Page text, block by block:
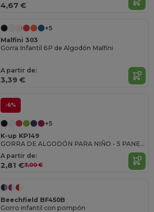
4,67 €
+5
Malfini 303
Gorra Infantil 6P de Algodón Malfini
A partir de:
3,39 €
-6%
+5
K-up KP149
GORRA DE ALGODÓN PARA NIÑO - 5 PANELES
A partir de:
2,81 €3,00 €
Beechfield BF450B
Gorro infantil con pompón